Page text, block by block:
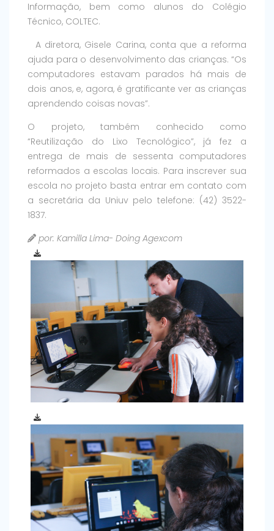
Informação, bem como alunos do Colégio
Técnico, COLTEC.
A diretora, Gisele Carina, conta que a reforma
ajuda para o desenvolvimento das crianças. “Os
computadores estavam parados há mais de
dois anos, e, agora, é gratificante ver as crianças
aprendendo coisas novas”.
O projeto, também conhecido como
“Reutilização do Lixo Tecnológico”, já fez a
entrega de mais de sessenta computadores
reformados a escolas locais. Para inscrever sua
escola no projeto basta entrar em contato com
a secretária da Uniuv pelo telefone: (42) 3522-
1837.
por: Kamilla Lima- Doing Agexcom